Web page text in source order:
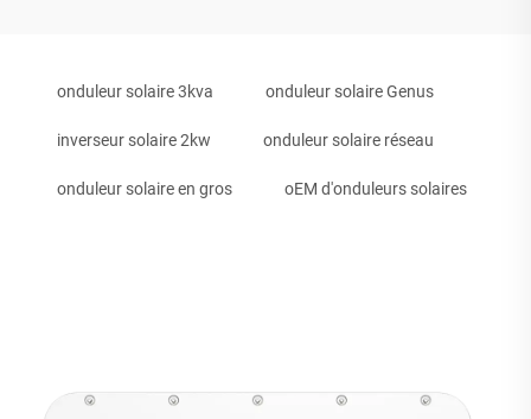
onduleur solaire 3kva onduleur solaire Genus
inverseur solaire 2kw onduleur solaire réseau
onduleur solaire en gros oEM d'onduleurs solaires